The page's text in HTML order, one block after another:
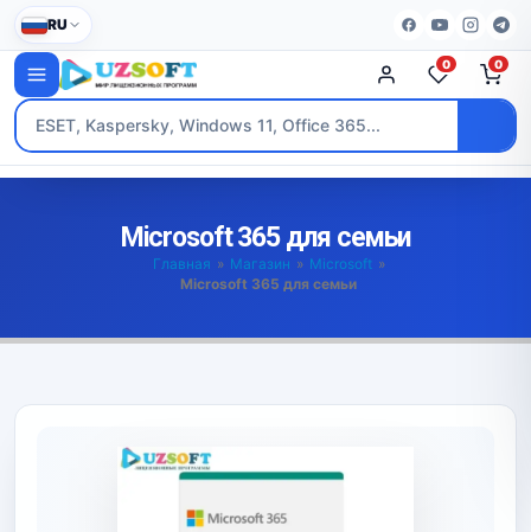
RU
0 0
Microsoft 365 для семьи
Главная » Магазин » Microsoft »
Microsoft 365 для семьи